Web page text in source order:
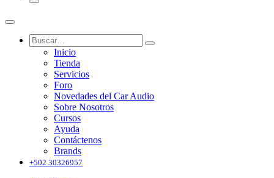
Inicio
Tienda
Servicios
Foro
Novedades del Car Audio
Sobre Nosotros
Cursos
Ayuda
Contáctenos
Brands
+502 30326957